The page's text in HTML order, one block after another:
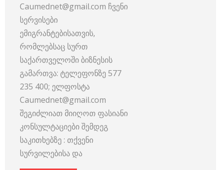
Caumednet@gmail.com ჩვენი
სერვისები
ემიგრანტებისათვის,
რომლებსაც სურთ
საქართველოში ბიზნესის
გამართვა: ტელეფონზე 577
235 400; ელფოსტა
Caumednet@gmail.com
შეგიძლიათ მიიღოთ ფასიანი
კონსულტაციები შემდეგ
საკითხებზე : თქვენი
სურვილებისა და